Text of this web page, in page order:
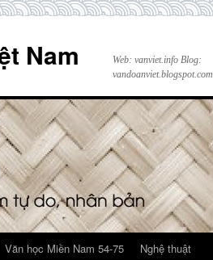
Nam
Web: vanviet.info Blog:
vandoanviet.blogspot.com
Văn học Miền Nam 54-75
Nghệ thuật